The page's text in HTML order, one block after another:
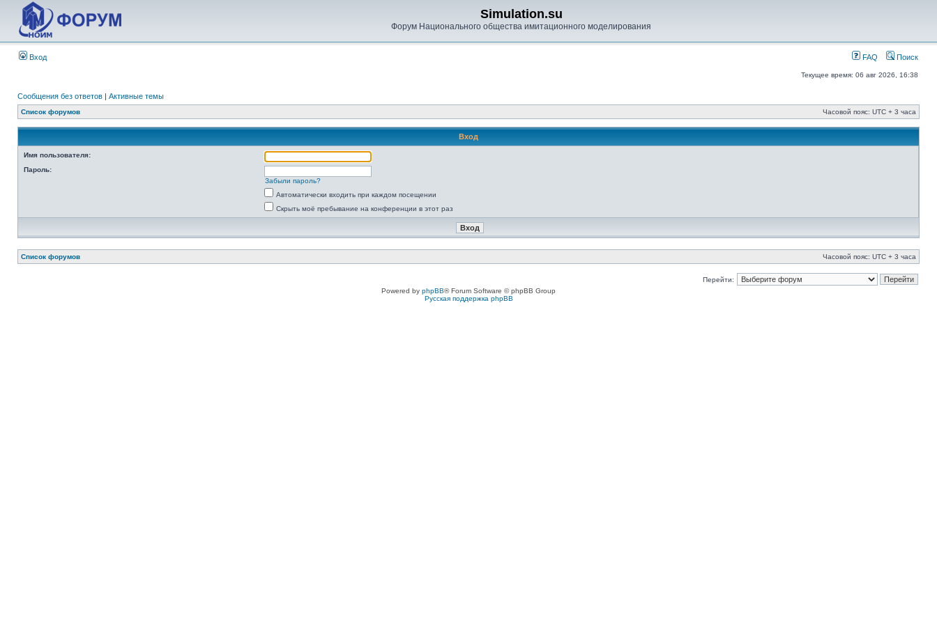
Simulation.su
Форум Национального общества имитационного моделирования
Вход FAQ Поиск
Текущее время: 06 авг 2026, 16:38
Сообщения без ответов | Активные темы
Список форумов Часовой пояс: UTC + 3 часа
Вход
Имя пользователя:
Пароль:
Забыли пароль?
Автоматически входить при каждом посещении
Скрыть моё пребывание на конференции в этот раз
Список форумов Часовой пояс: UTC + 3 часа
Перейти:
Powered by phpBB® Forum Software © phpBB Group
Русская поддержка phpBB